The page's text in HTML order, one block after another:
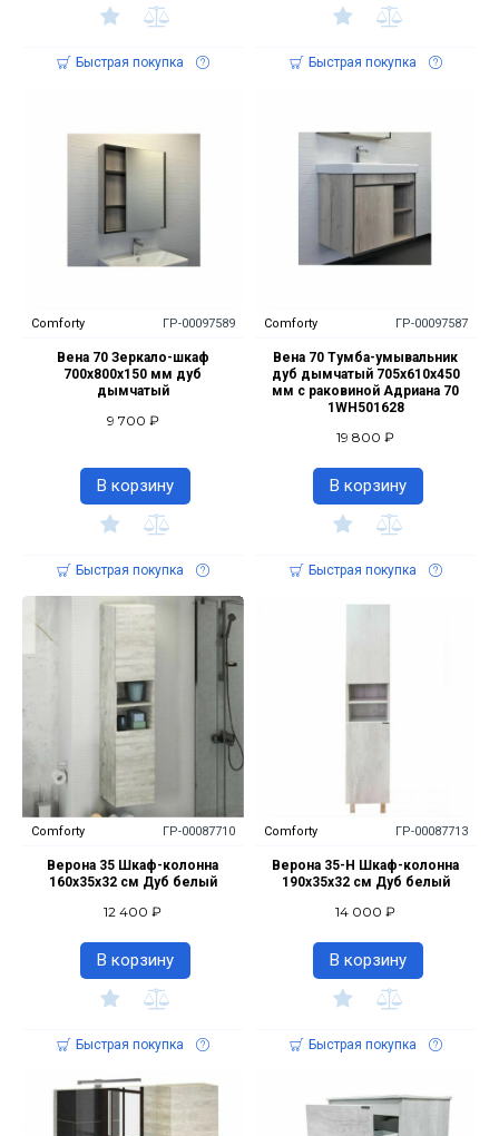
Быстрая покупка Быстрая покупка
Comforty ГР-00097589
Вена 70 Зеркало-шкаф
700х800х150 мм дуб
дымчатый
9 700 ₽
В корзину
Быстрая покупка
Comforty ГР-00097587
Вена 70 Тумба-умывальник
дуб дымчатый 705х610х450
мм с раковиной Адриана 70
1WH501628
19 800 ₽
В корзину
Быстрая покупка
Comforty ГР-00087710
Верона 35 Шкаф-колонна
160х35х32 см Дуб белый
12 400 ₽
В корзину
Быстрая покупка
Comforty ГР-00087713
Верона 35-Н Шкаф-колонна
190х35х32 см Дуб белый
14 000 ₽
В корзину
Быстрая покупка